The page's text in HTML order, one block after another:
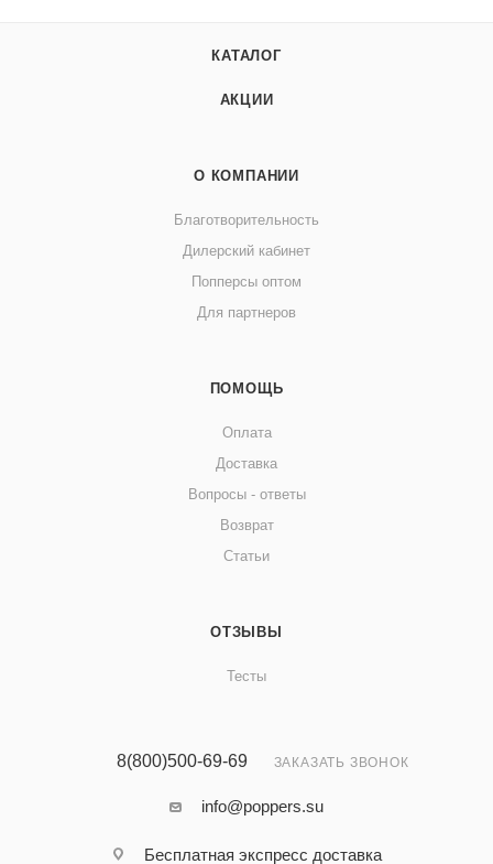
КАТАЛОГ
АКЦИИ
О КОМПАНИИ
Благотворительность
Дилерский кабинет
Попперсы оптом
Для партнеров
ПОМОЩЬ
Оплата
Доставка
Вопросы - ответы
Возврат
Статьи
ОТЗЫВЫ
Тесты
8(800)500-69-69 ЗАКАЗАТЬ ЗВОНОК
info@poppers.su
Бесплатная экспресс доставка